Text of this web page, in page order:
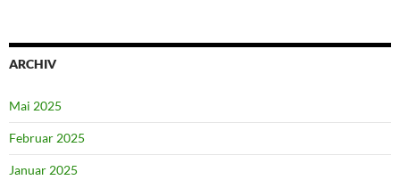
ARCHIV
Mai 2025
Februar 2025
Januar 2025